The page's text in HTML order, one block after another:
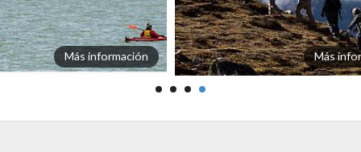
Más información Más